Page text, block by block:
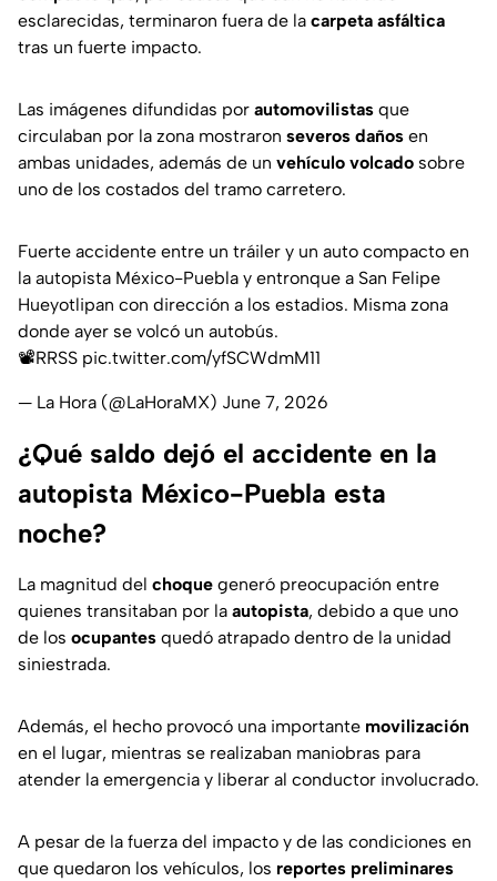
esclarecidas, terminaron fuera de la carpeta asfáltica
tras un fuerte impacto.
Las imágenes difundidas por automovilistas que
circulaban por la zona mostraron severos daños en
ambas unidades, además de un vehículo volcado sobre
uno de los costados del tramo carretero.
Fuerte accidente entre un tráiler y un auto compacto en
la autopista México-Puebla y entronque a San Felipe
Hueyotlipan con dirección a los estadios. Misma zona
donde ayer se volcó un autobús.
📽️RRSS pic.twitter.com/yfSCWdmM11
— La Hora (@LaHoraMX) June 7, 2026
¿Qué saldo dejó el accidente en la
autopista México-Puebla esta
noche?
La magnitud del choque generó preocupación entre
quienes transitaban por la autopista, debido a que uno
de los ocupantes quedó atrapado dentro de la unidad
siniestrada.
Además, el hecho provocó una importante movilización
en el lugar, mientras se realizaban maniobras para
atender la emergencia y liberar al conductor involucrado.
A pesar de la fuerza del impacto y de las condiciones en
que quedaron los vehículos, los reportes preliminares